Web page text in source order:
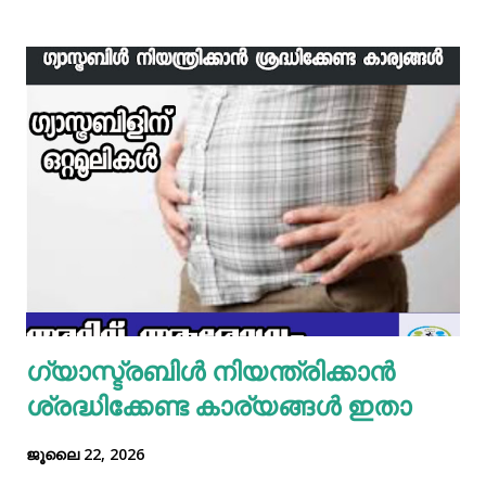
ഇഞ്ചി വെളുത്തുള്ളി, സവാള എന്നിവ ചേർത്ത് വഴറ്റാം.
ഇതിൽ പൊടികളെല്ലാം ചേർത്ത് ചൂടാക്കിയശേഷം വേവിച്ച്
മാറ്റിവച്ച ചിക്കൻ ചേർത്ത് ഒന്ന് ഇളകിയെടുക്കാം. ഇനി ഒരു
മിക്സിയുടെ ജാറിലേക്ക് മുട്ട, മൈദ, വെള്ളം പാകത്തിന് ഉപ്പ്
എന്നിവ ചേർത്ത് നന്നായിട്ട് അടിച്ചെടുക്കാം. ഇനി ഒരു പാനിൽ
മാവൊഴിച്ചു ദോശ ചുട്ടെടുക്കാം. ഇനി ഒരു പാത്രത്തിൽ മുട്ട
പൊട്ടിച്ച് ഒഴിക്കാം കൂടെത്തന്നെ പാൽ, കുരുമുളകുപൊടി, ഉപ്പ്,
മല്ലിയില എന്നിവ ചേർത്തൊരു മിക്സ്‌ തയാറാക്കാം. ഇനി
ഒരു പാനിൽ കുറച്ച് നെയ്യ് തടവിയ ശേഷം അതിൽ തയാ...
ഗ്യാസ്ട്രബിൾ നിയന്ത്രിക്കാൻ
ശ്രദ്ധിക്കേണ്ട കാര്യങ്ങൾ ഇതാ
ജൂലൈ 22, 2026